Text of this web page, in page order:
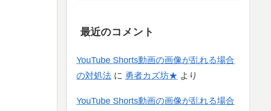
最近のコメント
YouTube Shorts動画の画像が乱れる場合
の対処法 に 勇者カズ坊★ より
YouTube Shorts動画の画像が乱れる場合